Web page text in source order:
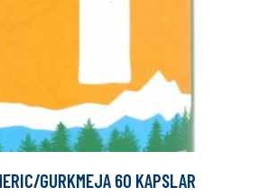
GURKMEJA 60 KAPSLAR